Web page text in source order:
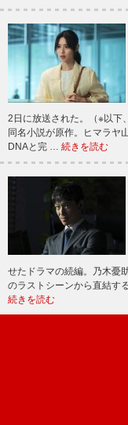
2日に放送された。（※以
同名小説が原作。ヒマラヤ
DNAと完 … 続きを読む
せたドラマの続編。乃木憂
のラストシーンから直結す
続きを読む